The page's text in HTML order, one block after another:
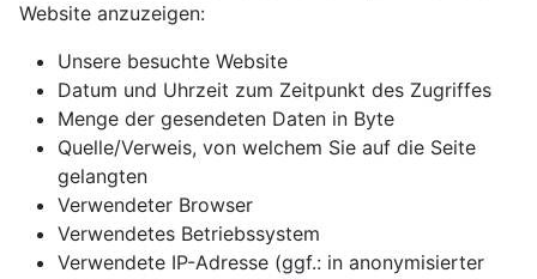
Website anzuzeigen:
Unsere besuchte Website
Datum und Uhrzeit zum Zeitpunkt des Zugriffes
Menge der gesendeten Daten in Byte
Quelle/Verweis, von welchem Sie auf die Seite
gelangten
Verwendeter Browser
Verwendetes Betriebssystem
Verwendete IP-Adresse (ggf.: in anonymisierter